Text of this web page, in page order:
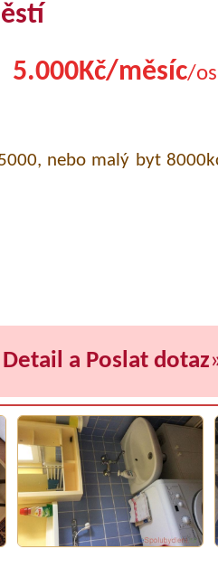
5.000Kč/měsíc/
nebo malý byt
Detail a Poslat dotaz